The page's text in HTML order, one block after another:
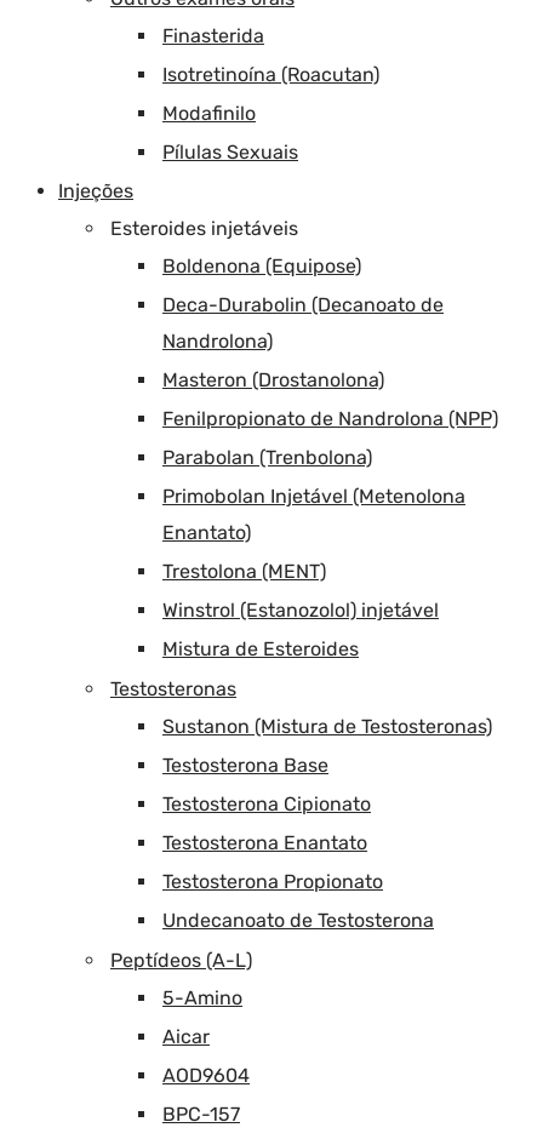
Finasterida
Isotretinoína (Roacutan)
Modafinilo
Pílulas Sexuais
Injeções
Esteroides injetáveis
Boldenona (Equipose)
Deca-Durabolin (Decanoato de
Nandrolona)
Masteron (Drostanolona)
Fenilpropionato de Nandrolona (NPP)
Parabolan (Trenbolona)
Primobolan Injetável (Metenolona
Enantato)
Trestolona (MENT)
Winstrol (Estanozolol) injetável
Mistura de Esteroides
Testosteronas
Sustanon (Mistura de Testosteronas)
Testosterona Base
Testosterona Cipionato
Testosterona Enantato
Testosterona Propionato
Undecanoato de Testosterona
Peptídeos (A-L)
5-Amino
Aicar
AOD9604
BPC-157